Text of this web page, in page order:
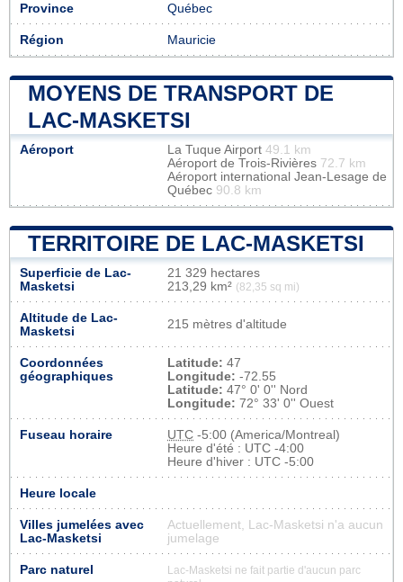
Province Québec
Région Mauricie
MOYENS DE TRANSPORT DE
LAC-MASKETSI
Aéroport La Tuque Airport 49.1 km
Aéroport de Trois-Rivières 72.7 km
Aéroport international Jean-Lesage de
Québec 90.8 km
TERRITOIRE DE LAC-MASKETSI
Superficie de Lac-
Masketsi
21 329 hectares
213,29 km² (82,35 sq mi)
Altitude de Lac-
Masketsi
215 mètres d'altitude
Coordonnées
géographiques
Latitude: 47
Longitude: -72.55
Latitude: 47° 0' 0'' Nord
Longitude: 72° 33' 0'' Ouest
Fuseau horaire UTC -5:00 (America/Montreal)
Heure d'été : UTC -4:00
Heure d'hiver : UTC -5:00
Heure locale
Villes jumelées avec
Lac-Masketsi
Actuellement, Lac-Masketsi n'a aucun
jumelage
Parc naturel
Lac-Masketsi ne fait partie d'aucun parc